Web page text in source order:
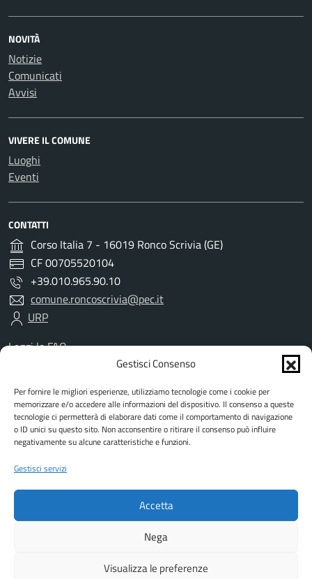
Gestisci Consenso
Per fornire le migliori esperienze, utilizziamo tecnologie come i cookie per
memorizzare e/o accedere alle informazioni del dispositivo. Il consenso a queste
tecnologie ci permetterà di elaborare dati come il comportamento di navigazione
o ID unici su questo sito. Non acconsentire o ritirare il consenso può influire
negativamente su alcune caratteristiche e funzioni.
Gestisci servizi
Accetta
Nega
Visualizza le preferenze
NOVITÀ
Notizie
Comunicati
Avvisi
VIVERE IL COMUNE
Luoghi
Eventi
CONTATTI
Corso Italia 7 - 16019 Ronco Scrivia (GE)
CF 00705520104
+39.010.965.90.10
comune.roncoscrivia@pec.it
URP
Leggi le FAQ
Prenotazione appuntamento
Richiesta assistenza
Amministrazione trasparente
Albo Pretorio
Informativa privacy
Informativa cookies
Dati DPO
Note legali